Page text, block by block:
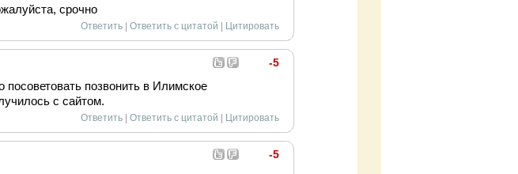
срочно
Ответить| Ответить с цитатой | Цитировать
-5
посоветовать позвонить в Илимское
с сайтом.
Ответить| Ответить с цитатой | Цитировать
-5